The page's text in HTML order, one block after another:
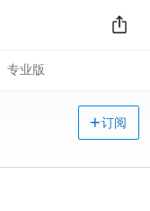
专业版
订阅